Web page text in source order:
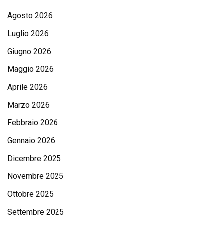
Agosto 2026
Luglio 2026
Giugno 2026
Maggio 2026
Aprile 2026
Marzo 2026
Febbraio 2026
Gennaio 2026
Dicembre 2025
Novembre 2025
Ottobre 2025
Settembre 2025